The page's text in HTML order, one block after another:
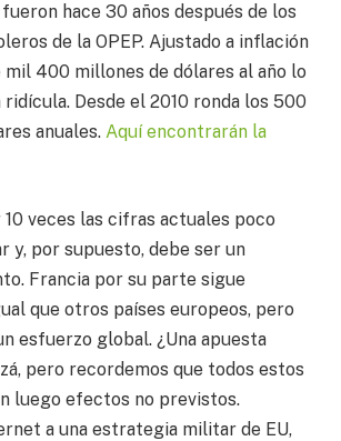
hace 30 años después de los
de la OPEP. Ajustado a inflación
mil 400 millones de dólares al año lo
Desde el 2010 ronda los 500
anuales. Aquí encontrarán la
veces las cifras actuales poco
y, por supuesto, debe ser un
Francia por su parte sigue
que otros países europeos, pero
esfuerzo global. ¿Una apuesta
pero recordemos que todos estos
luego efectos no previstos.
a una estrategia militar de EU,